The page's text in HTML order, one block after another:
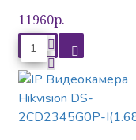
Комплекты
видеодомофонов
11960р.